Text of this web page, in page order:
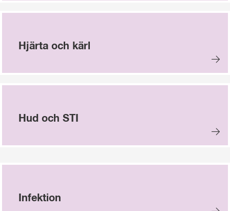
Hjärta och kärl
Hud och STI
Infektion